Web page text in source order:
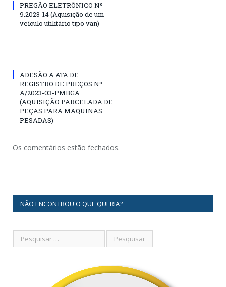
PREGÃO ELETRÔNICO Nº
9.2023-14 (Aquisição de um
veículo utilitário tipo van)
ADESÃO A ATA DE
REGISTRO DE PREÇOS Nº
A/2023-03-PMBGA
(AQUISIÇÃO PARCELADA DE
PEÇAS PARA MAQUINAS
PESADAS)
Os comentários estão fechados.
NÃO ENCONTROU O QUE QUERIA?